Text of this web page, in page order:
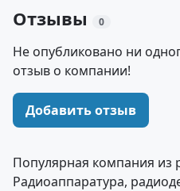
Отзывы 0
Не опубликовано ни
отзыв о компании!
Добавить отзыв
Популярная компания из
Радиоаппаратура,